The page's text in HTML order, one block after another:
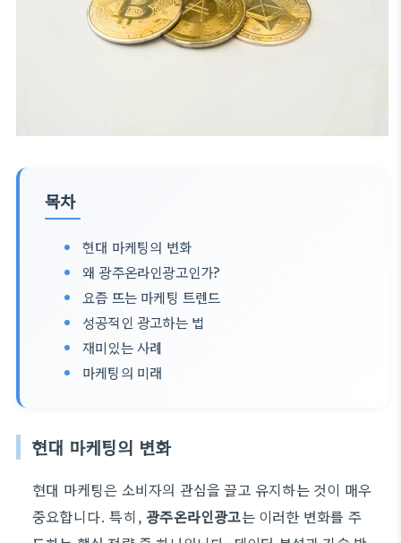
목차
현대 마케팅의 변화
왜 광주온라인광고인가?
요즘 뜨는 마케팅 트렌드
성공적인 광고하는 법
재미있는 사례
마케팅의 미래
현대 마케팅의 변화
현대 마케팅은 소비자의 관심을 끌고 유지하는 것이 매우
중요합니다. 특히, 광주온라인광고는 이러한 변화를 주